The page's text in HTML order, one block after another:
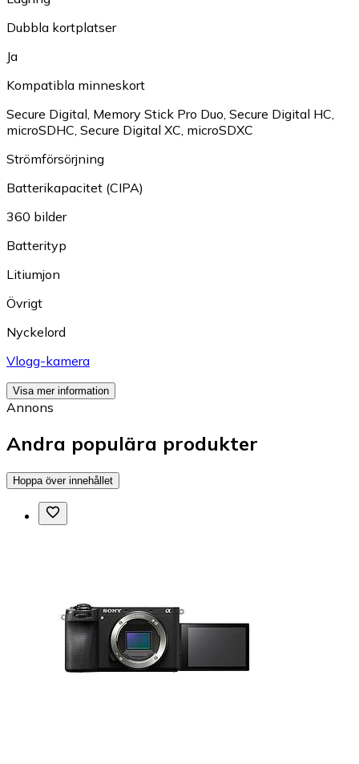
Dubbla kortplatser
Ja
Kompatibla minneskort
Secure Digital, Memory Stick Pro Duo, Secure Digital HC,
microSDHC, Secure Digital XC, microSDXC
Strömförsörjning
Batterikapacitet (CIPA)
360 bilder
Batterityp
Litiumjon
Övrigt
Nyckelord
Vlogg-kamera
Visa mer information
Annons
Andra populära produkter
Hoppa över innehållet